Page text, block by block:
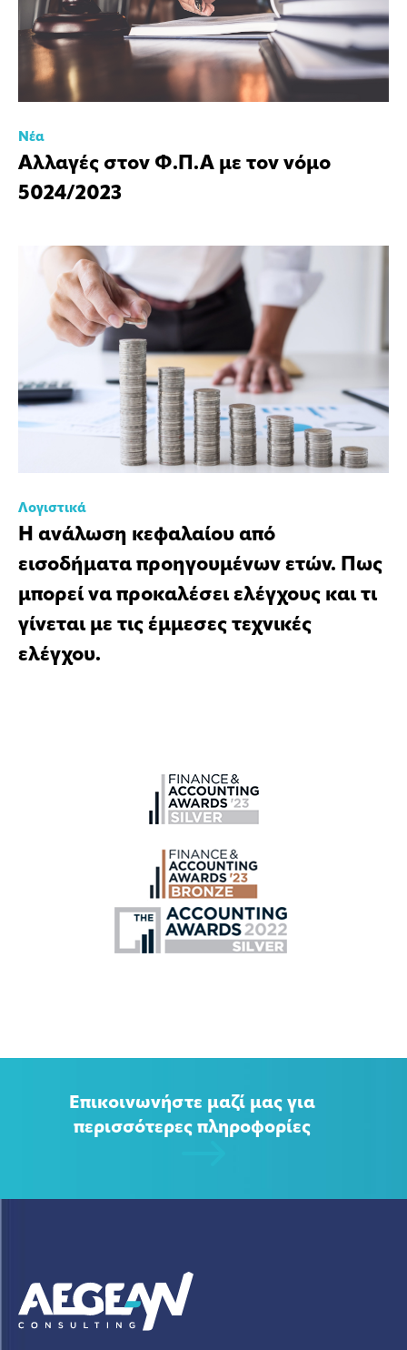
Νέα
Αλλαγές στον Φ.Π.Α με τον νόμο
5024/2023
Λογιστικά
Η ανάλωση κεφαλαίου από
εισοδήματα προηγουμένων ετών. Πως
μπορεί να προκαλέσει ελέγχους και τι
γίνεται με τις έμμεσες τεχνικές
ελέγχου.
Επικοινωνήστε μαζί μας για
περισσότερες πληροφορίες